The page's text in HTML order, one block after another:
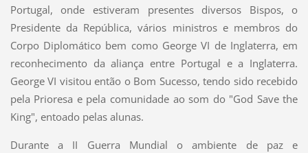
Portugal, onde estiveram presentes diversos Bispos, o
Presidente da República, vários ministros e membros do
Corpo Diplomático bem como George VI de Inglaterra, em
reconhecimento da aliança entre Portugal e a Inglaterra.
George VI visitou então o Bom Sucesso, tendo sido recebido
pela Prioresa e pela comunidade ao som do "God Save the
King", entoado pelas alunas.
Durante a II Guerra Mundial o ambiente de paz e